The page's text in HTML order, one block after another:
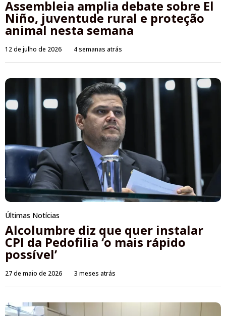
Assembleia amplia debate sobre El
Niño, juventude rural e proteção
animal nesta semana
12 de julho de 2026 4 semanas atrás
Últimas Notícias
Alcolumbre diz que quer instalar
CPI da Pedofilia ‘o mais rápido
possível’
27 de maio de 2026 3 meses atrás